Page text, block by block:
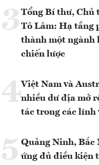
3 Tổng Bí thư, Chủ
Tô Lâm: Hạ tầng
thành một ngành
chiến lược
4Việt Nam và
nhiều dư địa mở
tác trong các lĩnh
5 Quảng Ninh, Bắc
ứng đủ điều kiện